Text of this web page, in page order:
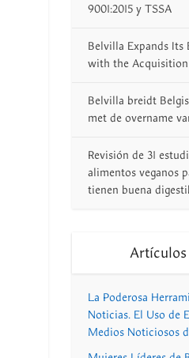
9001:2015 y TSSA
Belvilla Expands Its
with the
Belvilla breidt
met de overname
Revisión de 31
alimentos veganos
tienen buena
Artículos
La Poderosa
Noticias. El Uso de
Medios Noticiosos